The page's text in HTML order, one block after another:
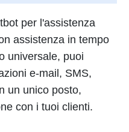
per l'assistenza
assistenza in tempo
universale, puoi
e-mail, SMS,
un unico posto,
con i tuoi clienti.